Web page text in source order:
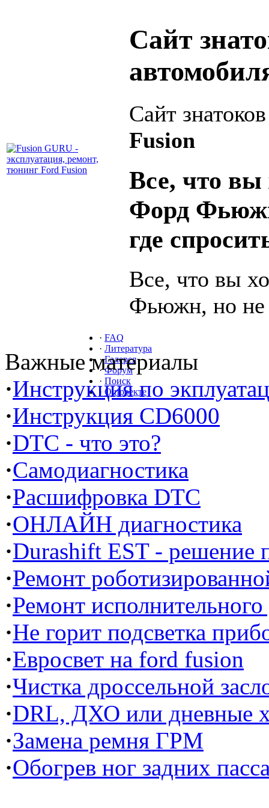
Сайт
Сайт
Fusion
Все, что вы
Форд
где
Все, что вы
Фьюжн, но не
· FAQ
· Литература
· Галерея
· Форум
· Поиск
· О проекте
Важные материалы
·Инструкция по
·Инструкция CD6000
·DTC - что это?
·Самодиагностика
·Расшифровка DTC
·ОНЛАЙН диагностика
·Durashift EST - решение
·Ремонт
·Ремонт
·Не горит подсветка
·Евросвет на ford fusion
·Чистка дроссельной
·DRL, ДХО или дневные
·Замена ремня ГРМ
·Обогрев ног задних